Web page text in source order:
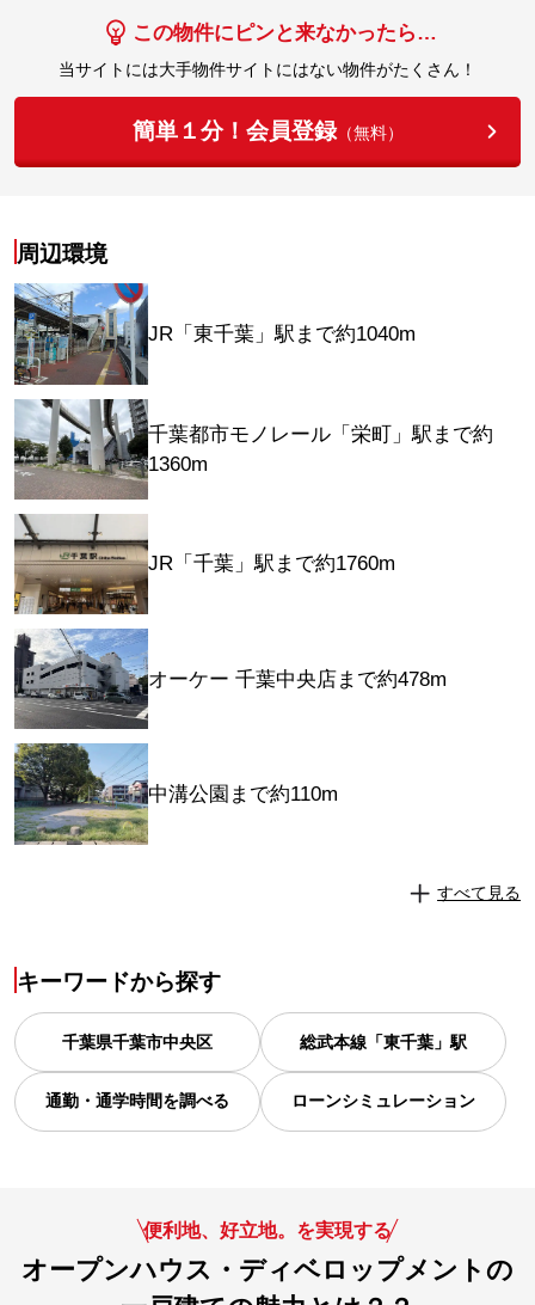
この物件にピンと来なかったら…
当サイトには大手物件サイトにはない物件がたくさん！
簡単１分！会員登録（無料）
周辺環境
JR「東千葉」駅まで約1040m
千葉都市モノレール「栄町」駅まで約
1360m
JR「千葉」駅まで約1760m
オーケー 千葉中央店まで約478m
中溝公園まで約110m
すべて見る
キーワードから探す
千葉県千葉市中央区 総武本線「東千葉」駅
通勤・通学時間を調べる ローンシミュレーション
便利地、好立地。を実現する
オープンハウス・ディベロップメントの